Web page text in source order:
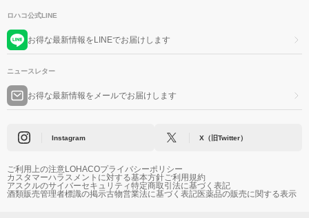
ロハコ公式LINE
お得な最新情報をLINEでお届けします
ニュースレター
お得な最新情報をメールでお届けします
Instagram X（旧Twitter）
ご利用上の注意LOHACOプライバシーポリシー
カスタマーハラスメントに対する基本方針ご利用規約
アスクルのサイバーセキュリティ特定商取引法に基づく表記
酒類販売管理者標識の掲示古物営業法に基づく表記医薬品の販売に関する表示